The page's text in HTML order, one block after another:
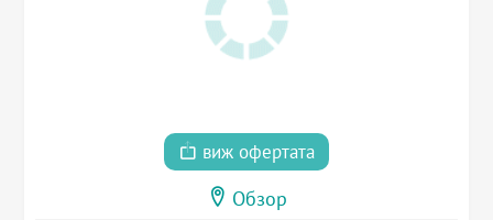
виж офертата
Обзор